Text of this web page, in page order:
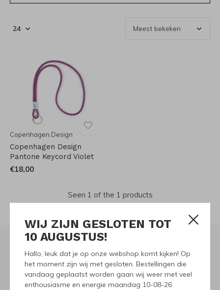
WIJ ZIJN GESLOTEN TOT
10 AUGUSTUS!
Hallo, leuk dat je op onze webshop komt kijken! Op
het moment zijn wij met gesloten. Bestellingen die
vandaag geplaatst worden gaan wij weer met veel
enthousiasme en energie maandag 10-08-26
Copenhagen Design
Copenhagen Design
Pantone Keycord Violet
€18,00
Seen 1 of the 1 products
Meld je aan voor onze
nieuwsbrief